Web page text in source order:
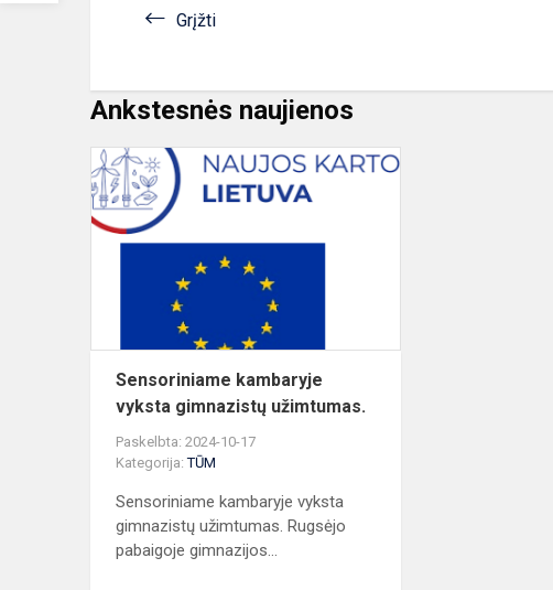
Grįžti
Ankstesnės naujienos
Sensoriniame
Sensoriniame kambaryje
vyksta gimnazistų užimtumas.
Paskelbta: 2024-10-17
Kategorija:TŪM
Sensoriniame kambaryje vyksta
gimnazistų užimtumas. Rugsėjo
pabaigoje gimnazijos...